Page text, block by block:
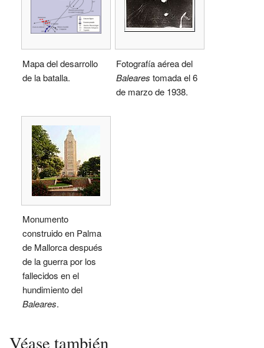
Mapa del desarrollo
de la batalla.
Fotografía aérea del
Baleares tomada el 6
de marzo de 1938.
Monumento
construido en Palma
de Mallorca después
de la guerra por los
fallecidos en el
hundimiento del
Baleares.
Véase también